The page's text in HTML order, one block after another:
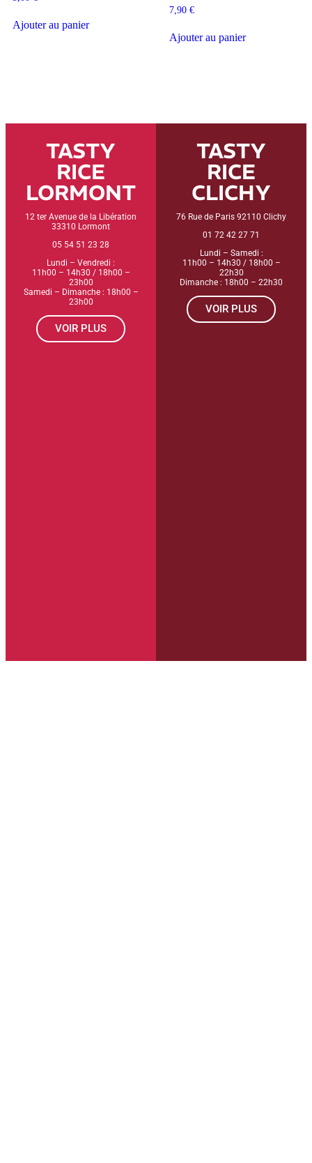
Ajouter au panier
7,90 €
Ajouter au panier
TASTY
RICE
LORMONT
12 ter Avenue de la Libération
33310 Lormont
05 54 51 23 28
Lundi – Vendredi :
11h00 – 14h30 / 18h00 –
23h00
Samedi – Dimanche : 18h00 –
23h00
VOIR PLUS
TASTY
RICE
CLICHY
76 Rue de Paris 92110 Clichy
01 72 42 27 71
Lundi – Samedi :
11h00 – 14h30 / 18h00 –
22h30
Dimanche : 18h00 – 22h30
VOIR PLUS